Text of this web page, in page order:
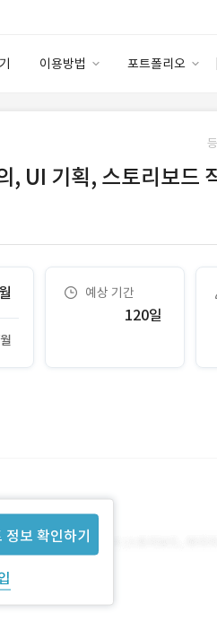
이용방법 포트폴리오
이용요금
고객센터
, UI 기획, 스토리보드
예상 기간
120일
정보 확인하기